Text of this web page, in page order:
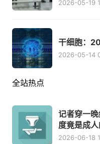
2026-05-19
干细胞：
2026-05-14
全站热点
记者穿一
度竟是成人
2026-06-18